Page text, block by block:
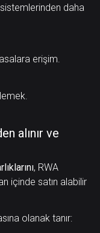
daha
erişim.
alınır ve
, RWA
içinde satın alabilir
olanak tanır: